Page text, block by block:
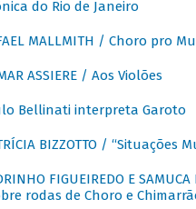
do Rio de Janeiro
MALLMITH / Choro pro
ASSIERE / Aos Violões
Bellinati interpreta Garoto
BIZZOTTO / “Situações
FIGUEIREDO E SAMUCA
rodas de Choro e